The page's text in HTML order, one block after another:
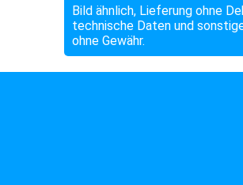
Bild ähnlich, Lieferung ohne
technische Daten und
ohne Gewähr.